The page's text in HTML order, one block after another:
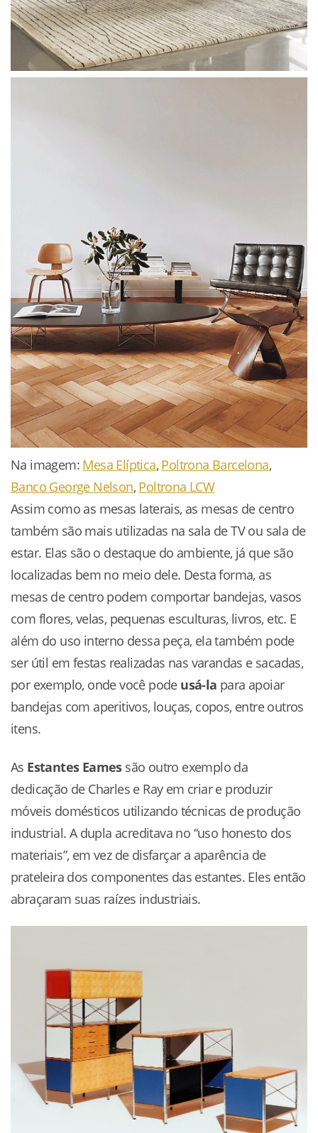
Na imagem: Mesa Elíptica, Poltrona Barcelona,
Banco George Nelson, Poltrona LCW
Assim como as mesas laterais, as mesas de centro
também são mais utilizadas na sala de TV ou sala de
estar. Elas são o destaque do ambiente, já que são
localizadas bem no meio dele. Desta forma, as
mesas de centro podem comportar bandejas, vasos
com flores, velas, pequenas esculturas, livros, etc. E
além do uso interno dessa peça, ela também pode
ser útil em festas realizadas nas varandas e sacadas,
por exemplo, onde você pode usá-la para apoiar
bandejas com aperitivos, louças, copos, entre outros
itens.
As Estantes Eamessão outro exemplo da
dedicação de Charles e Ray em criar e produzir
móveis domésticos utilizando técnicas de produção
industrial. A dupla acreditava no “uso honesto dos
materiais”, em vez de disfarçar a aparência de
prateleira dos componentes das estantes. Eles então
abraçaram suas raízes industriais.